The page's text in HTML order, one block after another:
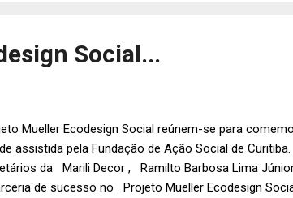
Social...
Mueller Ecodesign Social reúnem-se para
assistida pela Fundação de Ação Social de
da Marili Decor , Ramilto Barbosa Lima
de sucesso no Projeto Mueller Ecodesign